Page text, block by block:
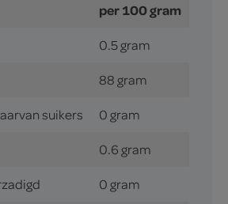
per 100 gram
0.5 gram
88 gram
suikers 0 gram
0.6 gram
0 gram